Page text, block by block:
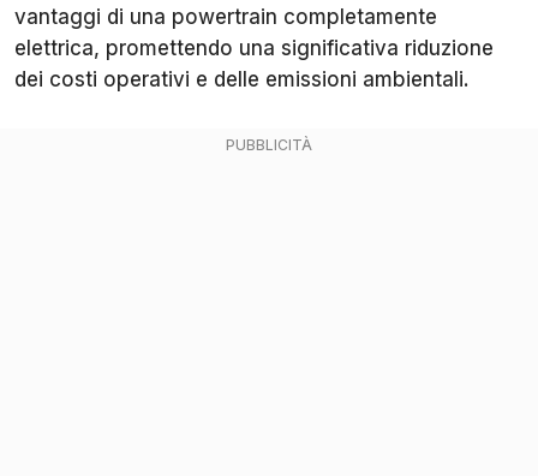
vantaggi di una powertrain completamente
elettrica, promettendo una significativa riduzione
dei costi operativi e delle emissioni ambientali.